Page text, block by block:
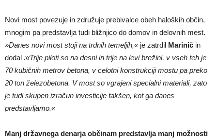
Novi most povezuje in združuje prebivalce obeh haloških občin,
mnogim pa predstavlja tudi bližnjico do domov in delovnih mest.
»Danes novi most stoji na trdnih temeljih,«je zatrdil Marinič in
dodal :«Trije piloti so na desni in trije na levi brežini, v vseh teh je
70 kubičnih metrov betona, v celotni konstrukciji mostu pa preko
20 ton železobetona. V most so vgrajeni specialni materiali, zato
je tudi skupen izračun investicije takšen, kot ga danes
predstavljamo.«
Manj državnega denarja občinam predstavlja manj možnosti